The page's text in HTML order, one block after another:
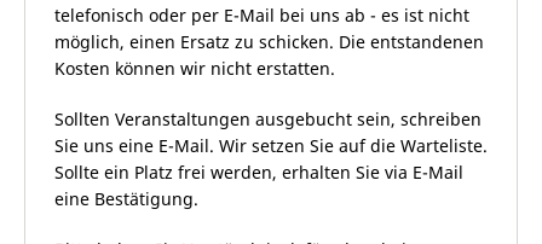
telefonisch oder per E-Mail bei uns ab - es ist nicht
möglich, einen Ersatz zu schicken. Die entstandenen
Kosten können wir nicht erstatten.
Sollten Veranstaltungen ausgebucht sein, schreiben
Sie uns eine E-Mail. Wir setzen Sie auf die Warteliste.
Sollte ein Platz frei werden, erhalten Sie via E-Mail
eine Bestätigung.